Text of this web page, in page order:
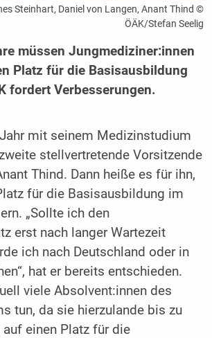
Steinhart, Daniel von Langen, Anant Thind ©
ÖÄK/Stefan Seelig
müssen Jungmediziner:innen
Platz für die Basisausbildung
fordert Verbesserungen.
mit seinem Medizinstudium
stellvertretende Vorsitzende
Thind. Dann heiße es für ihn,
für die Basisausbildung im
„Sollte ich den
erst nach langer Wartezeit
ich nach Deutschland oder in
hat er bereits entschieden.
viele Absolvent:innen des
tun, da sie hierzulande bis zu
einen Platz für die